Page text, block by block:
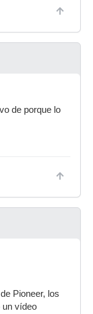
de porque lo
Pioneer, los
un vídeo